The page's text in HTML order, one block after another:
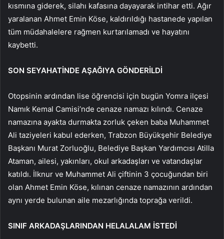
kısmına giderek, silahı kafasına dayayarak intihar etti. Ağır
yaralanan Ahmet Emin Köse, kaldırıldığı hastanede yapılan
tüm müdahalelere rağmen kurtarılamadı ve hayatını
kaybetti.
SON SEYAHATİNDE AŞAĞIYA GÖNDERİLDİ
Otopsinin ardından lise öğrencisi için bugün Yomra ilçesi
Namık Kemal Camisi’nde cenaze namazı kılındı. Cenaze
namazına ayakta durmakta zorluk çeken baba Muhammet
Ali taziyeleri kabul ederken, Trabzon Büyükşehir Belediye
Başkanı Murat Zorluoğlu, Belediye Başkan Yardımcısı Atilla
Ataman, ailesi, yakınları, okul arkadaşları ve vatandaşlar
katıldı. İlknur ve Muhammet Ali çiftinin 3 çocuğundan biri
olan Ahmet Emin Köse, kılınan cenaze namazının ardından
aynı yerde bulunan aile mezarlığında toprağa verildi.
SINIF ARKADAŞLARINDAN HELALALAM İSTEDİ